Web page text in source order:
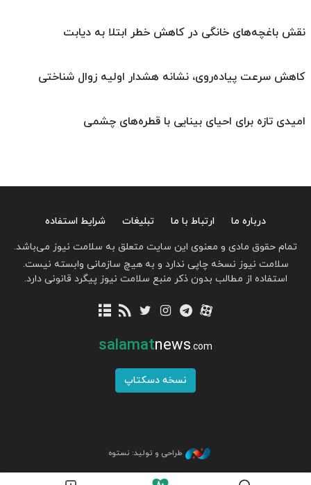
نقش باغچه‌های خانگی در کاهش خطر ابتلا به دیابت
کاهش سرعت پیاده‌روی، نشانه هشدار اولیه زوال شناختی
امیدی تازه برای احیای بینایی با قطره‌های چشمی
درباره ما ارتباط با ما تبلیغات
شرایط استفاده
تمام حقوق مادی و معنوی این سایت متعلق به سلامت نیوز می‌باشد.
سلامت نیوز نسخه چاپی ندارد و به هیچ سازمانی وابسته نیست.
استفاده از مطالب بدون ذکر منبع سلامت نیوز پیگرد قانونی دارد.
salamatnews.com
نسخه دسکتاپ
طراحی و تولید: نستوه